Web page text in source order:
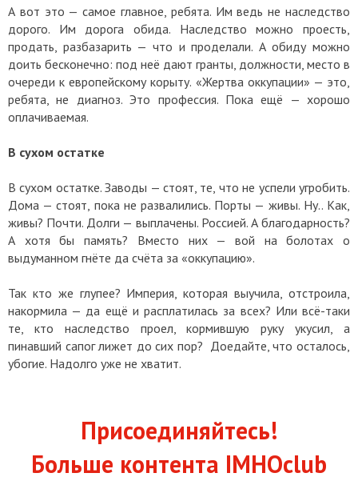
А вот это — самое главное, ребята. Им ведь не наследство
дорого. Им дорога обида. Наследство можно проесть,
продать, разбазарить — что и проделали. А обиду можно
доить бесконечно: под неё дают гранты, должности, место в
очереди к европейскому корыту. «Жертва оккупации» — это,
ребята, не диагноз. Это профессия. Пока ещё — хорошо
оплачиваемая.
В сухом остатке
В сухом остатке. Заводы — стоят, те, что не успели угробить.
Дома — стоят, пока не развалились. Порты — живы. Ну.. Как,
живы? Почти. Долги — выплачены. Россией. А благодарность?
А хотя бы память? Вместо них — вой на болотах о
выдуманном гнёте да счёта за «оккупацию».
Так кто же глупее? Империя, которая выучила, отстроила,
накормила — да ещё и расплатилась за всех? Или всё-таки
те, кто наследство проел, кормившую руку укусил, а
пинавший сапог лижет до сих пор? Доедайте, что осталось,
убогие. Надолго уже не хватит.
Присоединяйтесь!
Больше контента IMHOclub